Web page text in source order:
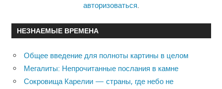
авторизоваться.
НЕЗНАЕМЫЕ ВРЕМЕНА
Общее введение для полноты картины в целом
Мегалиты: Непрочитанные послания в камне
Сокровища Карелии — страны, где небо не